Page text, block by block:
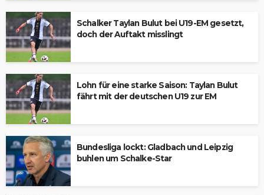
Schalker Taylan Bulut bei U19-EM gesetzt,
doch der Auftakt misslingt
Lohn für eine starke Saison: Taylan Bulut
fährt mit der deutschen U19 zur EM
Bundesliga lockt: Gladbach und Leipzig
buhlen um Schalke-Star